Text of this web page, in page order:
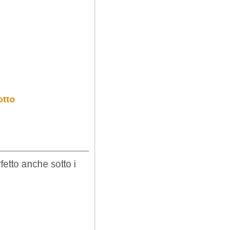
anche sotto i